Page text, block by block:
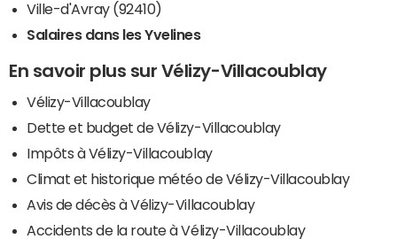
Ville-d'Avray (92410)
Salaires dans les Yvelines
En savoir plus sur Vélizy-Villacoublay
Vélizy-Villacoublay
Dette et budget de Vélizy-Villacoublay
Impôts à Vélizy-Villacoublay
Climat et historique météo de Vélizy-Villacoublay
Avis de décès à Vélizy-Villacoublay
Accidents de la route à Vélizy-Villacoublay